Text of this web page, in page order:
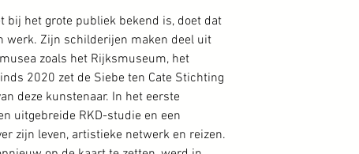
bij het grote publiek bekend is, doet dat
werk. Zijn schilderijen maken deel uit
zoals het Rijksmuseum, het
2020 zet de Siebe ten Cate Stichting
deze kunstenaar. In het eerste
uitgebreide RKD-studie en een
zijn leven, artistieke netwerk en reizen.